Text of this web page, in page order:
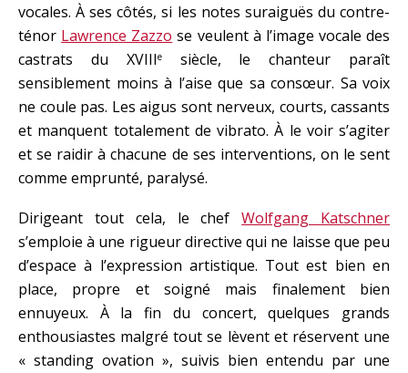
vocales. À ses côtés, si les notes suraiguës du contre-
ténor Lawrence Zazzo se veulent à l’image vocale des
castrats du XVIIIesiècle, le chanteur paraît
sensiblement moins à l’aise que sa consœur. Sa voix
ne coule pas. Les aigus sont nerveux, courts, cassants
et manquent totalement de vibrato. À le voir s’agiter
et se raidir à chacune de ses interventions, on le sent
comme emprunté, paralysé.
Dirigeant tout cela, le chefWolfgang Katschner
s’emploie à une rigueur directive qui ne laisse que peu
d’espace à l’expression artistique. Tout est bien en
place, propre et soigné mais finalement bien
ennuyeux. À la fin du concert, quelques grands
enthousiastes malgré tout se lèvent et réservent une
« standing ovation », suivis bien entendu par une